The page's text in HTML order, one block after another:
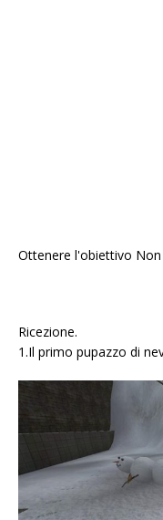
Ottenere l'obiettivo Non
Ricezione.
1.Il primo pupazzo di